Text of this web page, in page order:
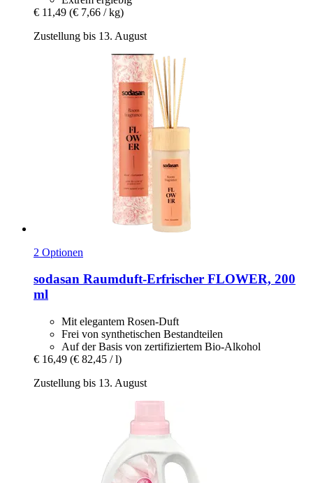
€ 11,49 (€ 7,66 / kg)
Zustellung bis 13. August
2 Optionen
sodasan Raumduft-​Erfrischer FLOWER, 200
ml
Mit elegantem Rosen-Duft
Frei von synthetischen Bestandteilen
Auf der Basis von zertifiziertem Bio-Alkohol
€ 16,49 (€ 82,45 / l)
Zustellung bis 13. August